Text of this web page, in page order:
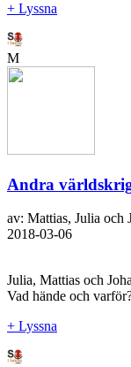
+ Lyssna
M
Andra
av: Mattias, Julia och
2018-03-06
Julia, Mattias och
Vad hände och
+ Lyssna